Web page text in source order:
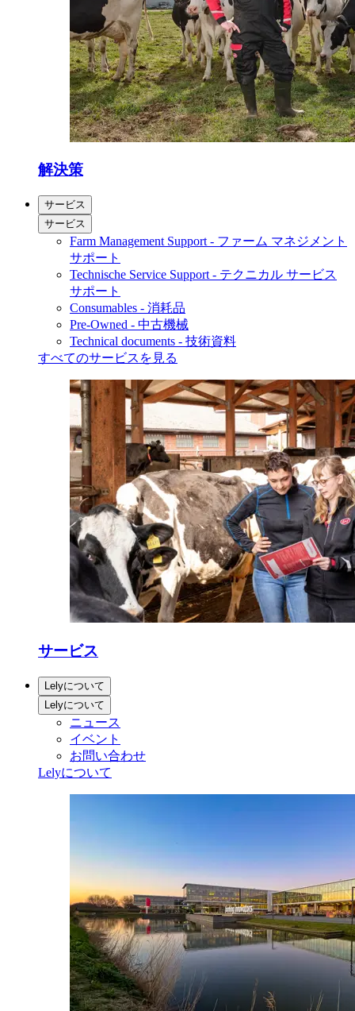
解決策
サービス
サービス
Farm Management Support - ファーム マネジメント
サポート
Technische Service Support - テクニカル サービス
サポート
Consumables - 消耗品
Pre-Owned - 中古機械
Technical documents - 技術資料
すべてのサービスを見る
サービス
Lelyについて
Lelyについて
ニュース
イベント
お問い合わせ
Lelyについて